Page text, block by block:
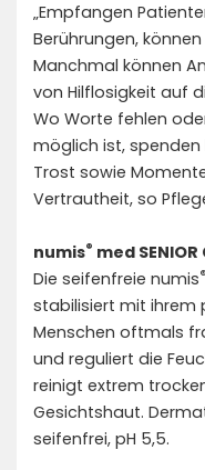
„Empfangen
Berührungen,
Manchmal können
von Hilflosigkeit auf
Wo Worte fehlen
möglich ist,
Trost sowie
Vertrautheit, so
numis® med SENIOR
Die seifenfreie numis®
stabilisiert mit ihrem
Menschen oftmals
und reguliert die
reinigt extrem
Gesichtshaut.
seifenfrei, pH 5,5.